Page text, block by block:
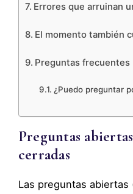
Errores que arruinan
El momento también
Preguntas frecuentes
¿Puedo preguntar
Preguntas
cerradas
Las preguntas